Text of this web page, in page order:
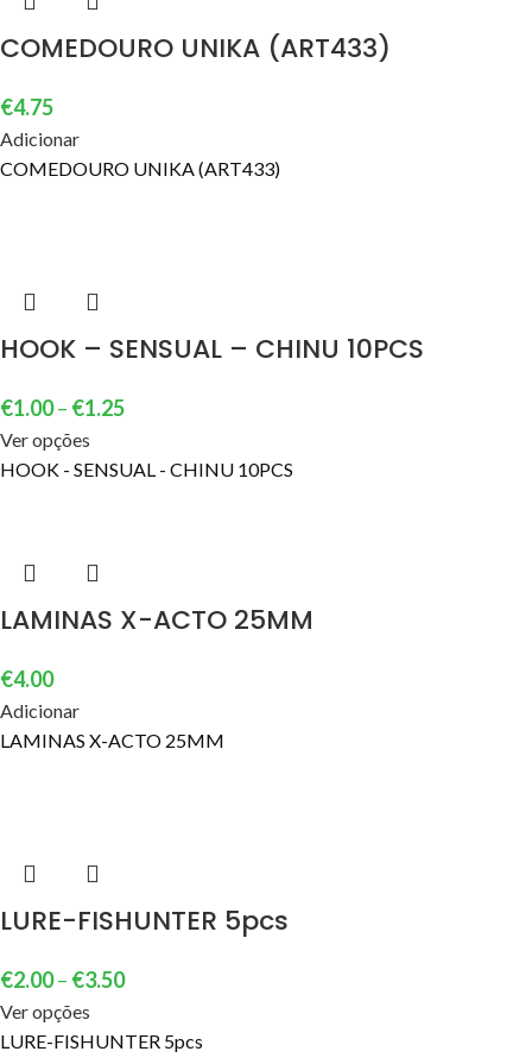
COMEDOURO UNIKA (ART433)
€4.75
Adicionar
COMEDOURO UNIKA (ART433)
HOOK – SENSUAL – CHINU 10PCS
€1.00– €1.25
Ver opções
HOOK - SENSUAL - CHINU 10PCS
LAMINAS X-ACTO 25MM
€4.00
Adicionar
LAMINAS X-ACTO 25MM
LURE-FISHUNTER 5pcs
€2.00– €3.50
Ver opções
LURE-FISHUNTER 5pcs